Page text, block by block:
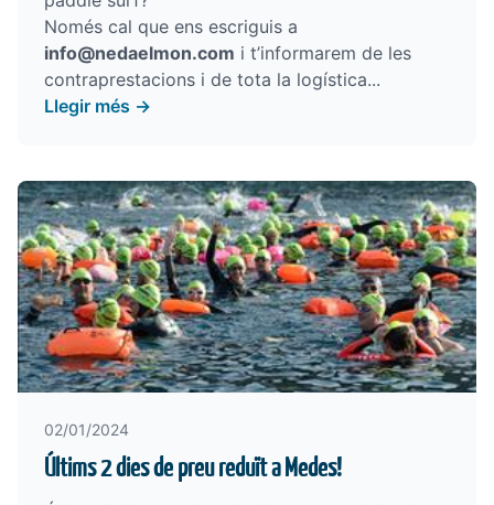
Només cal que ens escriguis a
info@nedaelmon.com i t’informarem de les
contraprestacions i de tota la logística...
Llegir més →
02/01/2024
Últims 2 dies de preu reduït a Medes!